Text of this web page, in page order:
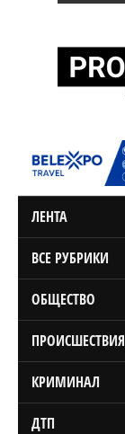
ЛЕНТА
ВСЕ РУБРИКИ
ОБЩЕСТВО
ПРОИСШЕСТВИЯ
КРИМИНАЛ
ДТП